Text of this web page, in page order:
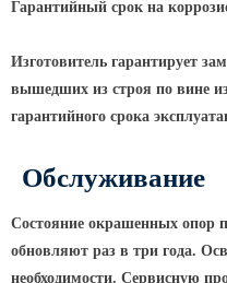
Гарантийный срок на
Изготовитель гарантирует
вышедших из строя по вине
гарантийного срока
Обслуживание
Состояние окрашенных опор
обновляют раз в три года.
необходимости. Сервисную